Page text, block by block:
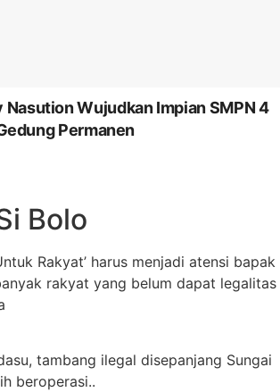
Nasution Wujudkan Impian SMPN 4
Permanen
Bolo
Rakyat’ harus menjadi atensi bapak
rakyat yang belum dapat legalitas
tambang ilegal disepanjang Sungai
beroperasi..